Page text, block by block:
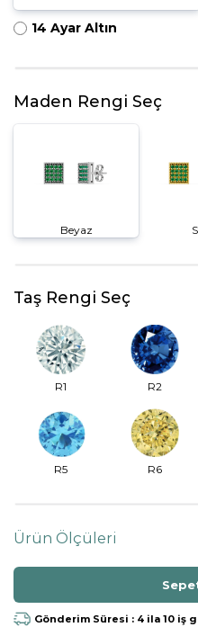
14 Ayar Altın
Maden Rengi Seç
Beyaz
Taş Rengi Seç
R1 R2
R5 R6
Ürün Ölçüleri
Gönderim Süresi : 4 ila 10 iş